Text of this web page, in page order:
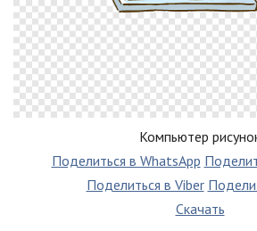
Компьютер
Поделиться в WhatsApp
Поделиться в Viber
Скачать